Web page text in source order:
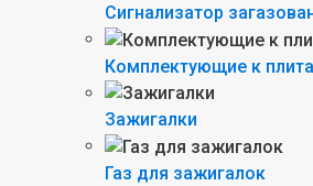
Сигнализатор
Комплектующие к
Зажигалки
Газ для зажигалок